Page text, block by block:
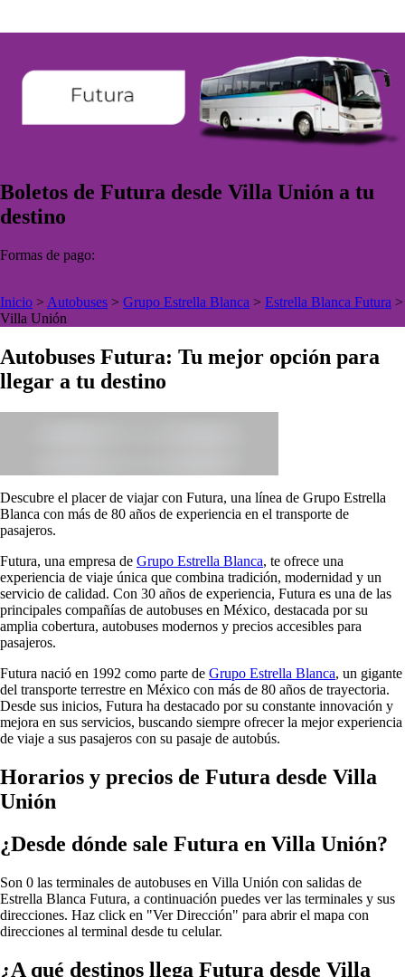
Boletos de Futura desde Villa Unión a tu
destino
Formas de pago:
Inicio > Autobuses > Grupo Estrella Blanca > Estrella Blanca Futura >
Villa Unión
Autobuses Futura: Tu mejor opción para
llegar a tu destino
Descubre el placer de viajar con Futura, una línea de Grupo Estrella
Blanca con más de 80 años de experiencia en el transporte de
pasajeros.
Futura, una empresa de Grupo Estrella Blanca, te ofrece una
experiencia de viaje única que combina tradición, modernidad y un
servicio de calidad. Con 30 años de experiencia, Futura es una de las
principales compañías de autobuses en México, destacada por su
amplia cobertura, autobuses modernos y precios accesibles para
pasajeros.
Futura nació en 1992 como parte de Grupo Estrella Blanca, un gigante
del transporte terrestre en México con más de 80 años de trayectoria.
Desde sus inicios, Futura ha destacado por su constante innovación y
mejora en sus servicios, buscando siempre ofrecer la mejor experiencia
de viaje a sus pasajeros con su pasaje de autobús.
Horarios y precios de Futura desde Villa
Unión
¿Desde dónde sale Futura en Villa Unión?
Son 0 las terminales de autobuses en Villa Unión con salidas de
Estrella Blanca Futura, a continuación puedes ver las terminales y sus
direcciones. Haz click en "Ver Dirección" para abrir el mapa con
direcciones al terminal desde tu celular.
¿A qué destinos llega Futura desde Villa